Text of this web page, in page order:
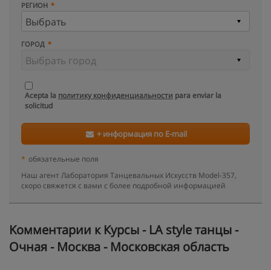
РЕГИОН
ГОРОД
Acepta la политику конфиденциальности para enviar la
solicitud
+ информация по E-mail
* обязательные поля
Наш агент Лаборатория Танцевальных Искусств Model-357,
скоро свяжется с вами с более подробной информацией
Kомментарии к Курсы - LA style танцы -
Очная - Москва - Московская область